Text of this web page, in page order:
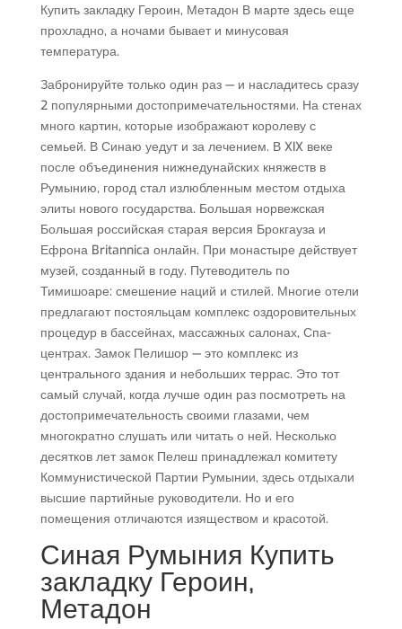
Купить закладку Героин, Метадон В марте здесь еще
прохладно, а ночами бывает и минусовая
температура.
Забронируйте только один раз — и насладитесь сразу
2 популярными достопримечательностями. На стенах
много картин, которые изображают королеву с
семьей. В Синаю уедут и за лечением. В XIX веке
после объединения нижнедунайских княжеств в
Румынию, город стал излюбленным местом отдыха
элиты нового государства. Большая норвежская
Большая российская старая версия Брокгауза и
Ефрона Britannica онлайн. При монастыре действует
музей, созданный в году. Путеводитель по
Тимишоаре: смешение наций и стилей. Многие отели
предлагают постояльцам комплекс оздоровительных
процедур в бассейнах, массажных салонах, Спа-
центрах. Замок Пелишор — это комплекс из
центрального здания и небольших террас. Это тот
самый случай, когда лучше один раз посмотреть на
достопримечательность своими глазами, чем
многократно слушать или читать о ней. Несколько
десятков лет замок Пелеш принадлежал комитету
Коммунистической Партии Румынии, здесь отдыхали
высшие партийные руководители. Но и его
помещения отличаются изяществом и красотой.
Синая Румыния Купить
закладку Героин,
Метадон